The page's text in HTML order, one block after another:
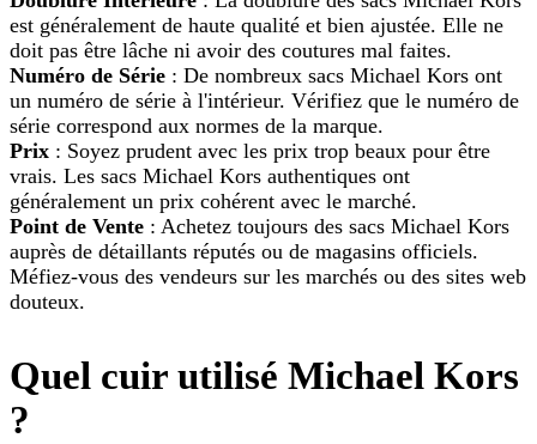
est généralement de haute qualité et bien ajustée. Elle ne
doit pas être lâche ni avoir des coutures mal faites.
Numéro de Série : De nombreux sacs Michael Kors ont
un numéro de série à l'intérieur. Vérifiez que le numéro de
série correspond aux normes de la marque.
Prix : Soyez prudent avec les prix trop beaux pour être
vrais. Les sacs Michael Kors authentiques ont
généralement un prix cohérent avec le marché.
Point de Vente : Achetez toujours des sacs Michael Kors
auprès de détaillants réputés ou de magasins officiels.
Méfiez-vous des vendeurs sur les marchés ou des sites web
douteux.
Quel cuir utilisé Michael Kors
?